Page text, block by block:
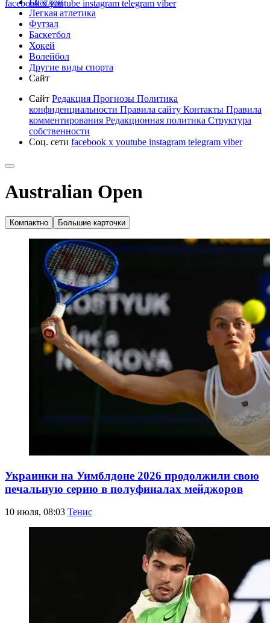
facebookxyoutube instagram telegram viber
Биатлон
Легкая атлетика
Футзал
Баскетбол
Хокей
Волейбол
Другие виды спорта
Сайт
Сайт Редакция Прогнозы Политика
конфиденциальности Правила сайту Контакты Правила
комментирования Редакционная политика Структура
собственности
Соц. сети facebook x youtube instagram telegram viber
Australian Open
Компактно Большие карточки
Украинки на Уимблдоне 2026 продолжили свою
печальную серию в полуфиналах мейджоров
10 июля, 08:03 Тенис